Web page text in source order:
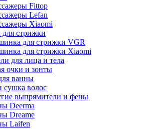
Fittop
Lefan
Xiaomi
стрижки
для стрижки VGR
для стрижки Xiaomi
для лица и тела
очки и зонты
ванны
сушка волос
выпрямители и фены
Deerma
Dreame
Laifen